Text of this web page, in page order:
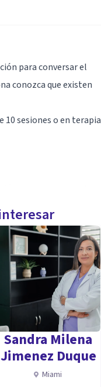
para conversar el
conozca que existen
sesiones o en terapia
para conversar el
conozca que existen
Sandra Milena
Jimenez Duque
Miami